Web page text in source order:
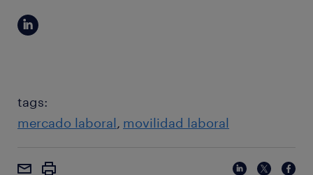
tags:
mercado laboral movilidad laboral